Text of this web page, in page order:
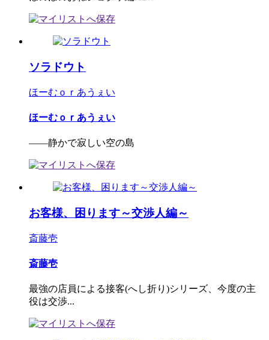
ソラドウト
ほーむｏｒあうぇい
ほーむｏｒあうぇい
――静かで寂しい空の島
お客様、困ります～交渉人編～
斎藤壱
斎藤壱
最強の店員による接客(へし折り)シリーズ、今度の主
役は交渉...